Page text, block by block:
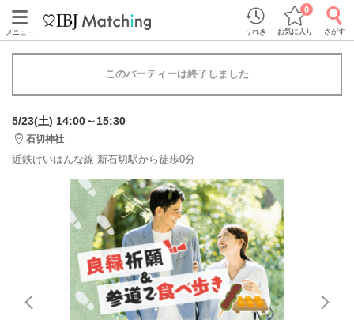
メニュー りれき お気に入り
0
さがす
このパーティーは終了しました
5/23(土) 14:00～15:30
石切神社
近鉄けいはんな線 新石切駅から徒歩0分